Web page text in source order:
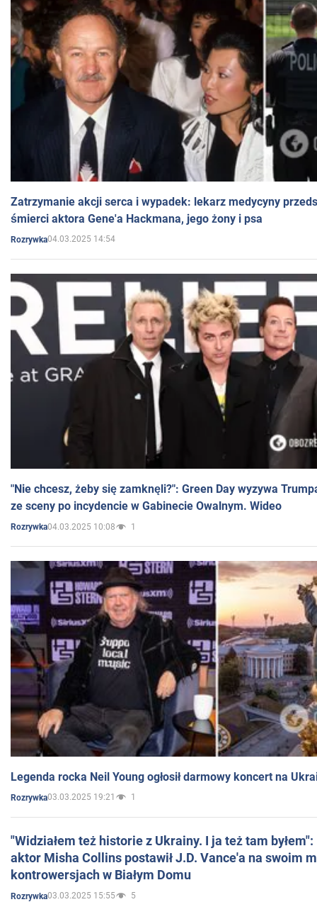
Zatrzymanie akcji serca i wypadek: lekarz medycyny
śmierci aktora Gene'a Hackmana, jego żony i psa
Rozrywka04.03.2025 14:54
"Nie chcesz, żeby się zamknęli?": Green Day wyzywa
ze sceny po incydencie w Gabinecie Owalnym. Wideo
Rozrywka04.03.2025 10:08 1
Legenda rocka Neil Young ogłosił darmowy koncert na
Rozrywka03.03.2025 19:21 1
"Widziałem też historie z Ukrainy. I ja też tam
aktor Misha Collins postawił J.D. Vance'a na swoim
kontrowersjach w Białym Domu
Rozrywka03.03.2025 15:55 5